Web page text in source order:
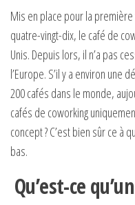
Mis en place pour la
quatre-vingt-dix, le café de
Unis. Depuis lors, il n’a pas
l’Europe. S’il y a environ une
200 cafés dans le monde,
cafés de coworking
concept ? C’est bien sûr ce à
bas.
Qu’est-ce